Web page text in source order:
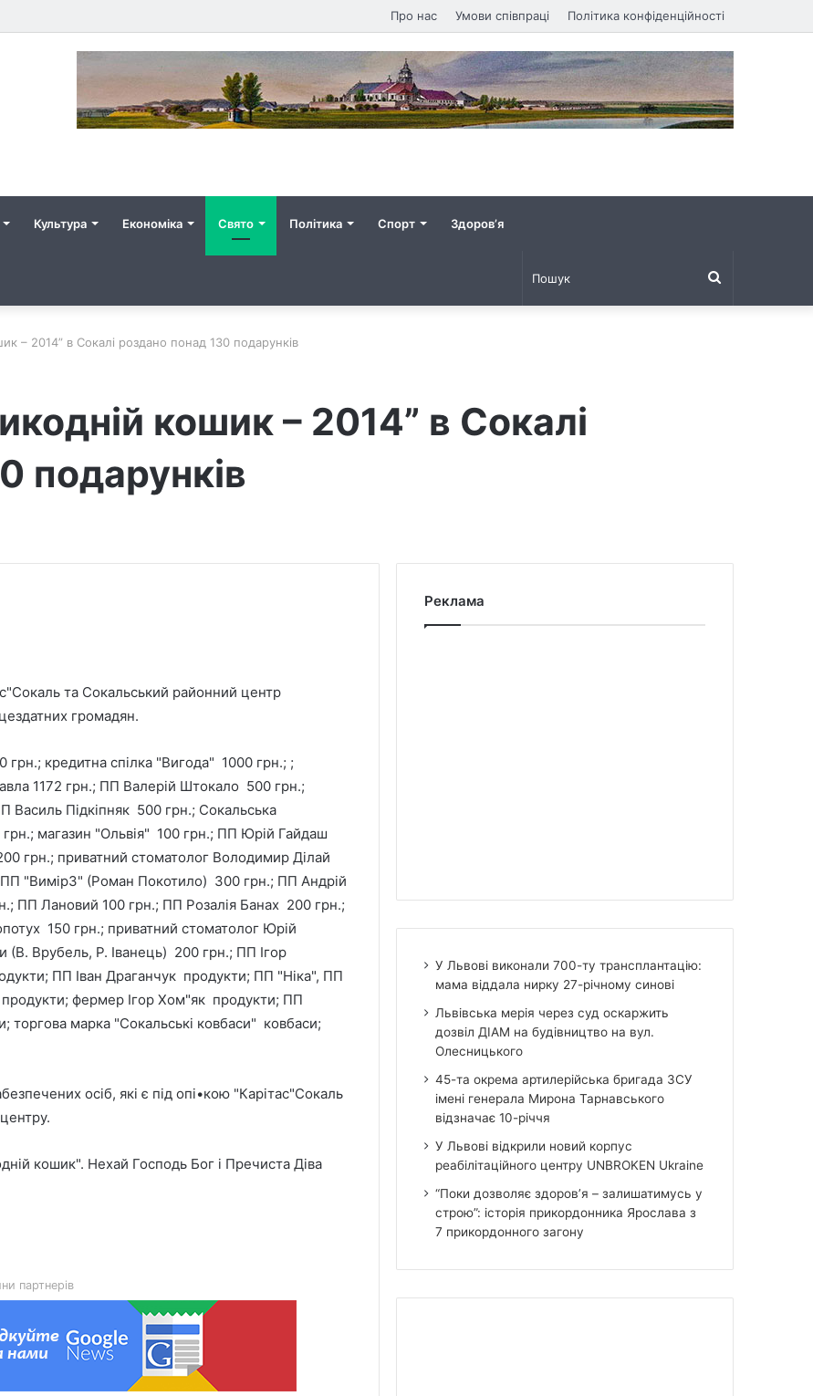
Про нас Умови співпраці Політика конфіденційності
Культура Економіка Свято Політика Спорт Здоров’я
– 2014” в Сокалі роздано понад 130 подарунків
кошик – 2014” в Сокалі
подарунків
та Сокальський районний центр
громадян.
кредитна спілка "Вигода" 1000 грн.; ;
1172 грн.; ПП Валерій Штокало 500 грн.;
Василь Підкіпняк 500 грн.; Сокальська
магазин "Ольвія" 100 грн.; ПП Юрій Гайдаш
грн.; приватний стоматолог Володимир Ділай
"Вимір3" (Роман Покотило) 300 грн.; ПП Андрій
ПП Лановий 100 грн.; ПП Розалія Банах 200 грн.;
150 грн.; приватний стоматолог Юрій
(В. Врубель, Р. Іванець) 200 грн.; ПП Ігор
ПП Іван Драганчук продукти; ПП "Ніка", ПП
фермер Ігор Хом"як продукти; ПП
марка "Сокальські ковбаси" ковбаси;
осіб, які є під опі•кою "Карітас"Сокаль
кошик". Нехай Господь Бог і Пречиста Діва
партнерів
оскаржить дозвіл ДІАМ на
У Львові відкрили новий корпус
реабілітаційного центру UNBROKEN
Ukraine
Реклама
У Львові виконали 700-ту трансплантацію:
мама віддала нирку 27-річному синові
Львівська мерія через суд оскаржить
дозвіл ДІАМ на будівництво на вул.
Олесницького
45-та окрема артилерійська бригада ЗСУ
імені генерала Мирона Тарнавського
відзначає 10-річчя
У Львові відкрили новий корпус
реабілітаційного центру UNBROKEN Ukraine
“Поки дозволяє здоров’я – залишатимусь у
строю”: історія прикордонника Ярослава з
7 прикордонного загону